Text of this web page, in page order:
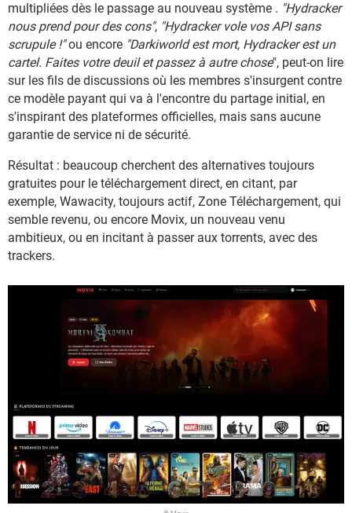
multipliées dès le passage au nouveau système . "Hydracker
nous prend pour des cons", "Hydracker vole vos API sans
scrupule !"ou encore "Darkiworld est mort, Hydracker est un
cartel. Faites votre deuil et passez à autre chose", peut-on lire
sur les fils de discussions où les membres s'insurgent contre
ce modèle payant qui va à l'encontre du partage initial, en
s'inspirant des plateformes officielles, mais sans aucune
garantie de service ni de sécurité.
Résultat : beaucoup cherchent des alternatives toujours
gratuites pour le téléchargement direct, en citant, par
exemple, Wawacity, toujours actif, Zone Téléchargement, qui
semble revenu, ou encore Movix, un nouveau venu
ambitieux, ou en incitant à passer aux torrents, avec des
trackers.